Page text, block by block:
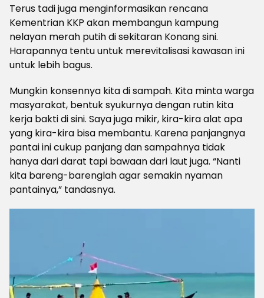
Terus tadi juga menginformasikan rencana
Kementrian KKP akan membangun kampung
nelayan merah putih di sekitaran Konang sini.
Harapannya tentu untuk merevitalisasi kawasan ini
untuk lebih bagus.
Mungkin konsennya kita di sampah. Kita minta warga
masyarakat, bentuk syukurnya dengan rutin kita
kerja bakti di sini. Saya juga mikir, kira-kira alat apa
yang kira-kira bisa membantu. Karena panjangnya
pantai ini cukup panjang dan sampahnya tidak
hanya dari darat tapi bawaan dari laut juga. “Nanti
kita bareng-barenglah agar semakin nyaman
pantainya,” tandasnya.